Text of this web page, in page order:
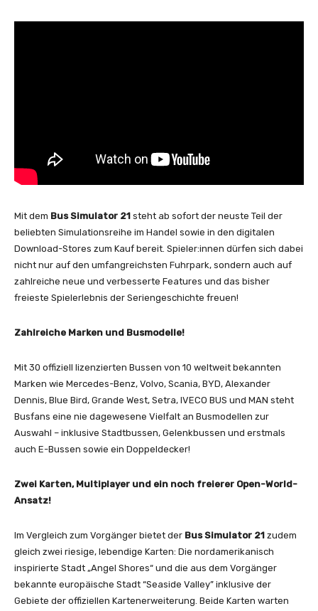
Mit dem Bus Simulator 21 steht ab sofort der neuste Teil der
beliebten Simulationsreihe im Handel sowie in den digitalen
Download-Stores zum Kauf bereit. Spieler:innen dürfen sich dabei
nicht nur auf den umfangreichsten Fuhrpark, sondern auch auf
zahlreiche neue und verbesserte Features und das bisher
freieste Spielerlebnis der Seriengeschichte freuen!
Zahlreiche Marken und Busmodelle!
Mit 30 offiziell lizenzierten Bussen von 10 weltweit bekannten
Marken wie Mercedes-Benz, Volvo, Scania, BYD, Alexander
Dennis, Blue Bird, Grande West, Setra, IVECO BUS und MAN steht
Busfans eine nie dagewesene Vielfalt an Busmodellen zur
Auswahl – inklusive Stadtbussen, Gelenkbussen und erstmals
auch E-Bussen sowie ein Doppeldecker!
Zwei Karten, Multiplayer und ein noch freierer Open-World-
Ansatz!
Im Vergleich zum Vorgänger bietet der Bus Simulator 21 zudem
gleich zwei riesige, lebendige Karten: Die nordamerikanisch
inspirierte Stadt „Angel Shores“ und die aus dem Vorgänger
bekannte europäische Stadt “Seaside Valley” inklusive der
Gebiete der offiziellen Kartenerweiterung. Beide Karten warten